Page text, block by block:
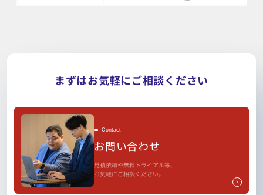
まずはお気軽にご相談ください
Contact
お問い合わせ
見積依頼や無料トライアル等、
お気軽にご相談ください。